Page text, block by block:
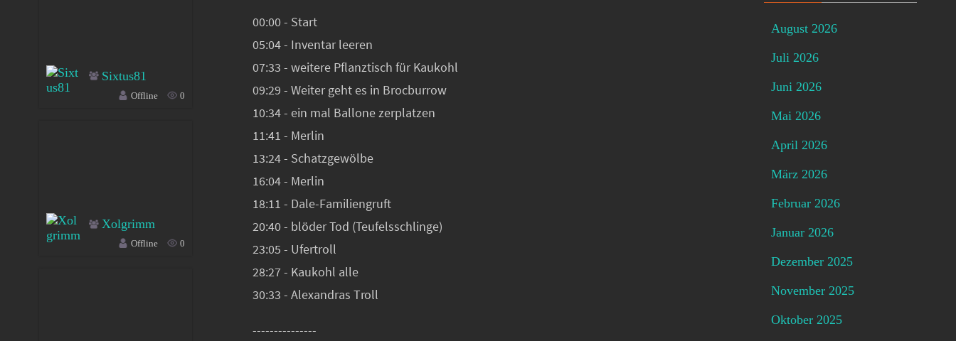
00:00 - Start
05:04 - Inventar leeren
07:33 - weitere Pflanztisch für Kaukohl
09:29 - Weiter geht es in Brocburrow
10:34 - ein mal Ballone zerplatzen
11:41 - Merlin
13:24 - Schatzgewölbe
16:04 - Merlin
18:11 - Dale-Familiengruft
20:40 - blöder Tod (Teufelsschlinge)
23:05 - Ufertroll
28:27 - Kaukohl alle
30:33 - Alexandras Troll
---------------
Sixtus81
Offline 0
Xolgrimm
Offline 0
August 2026
Juli 2026
Juni 2026
Mai 2026
April 2026
März 2026
Februar 2026
Januar 2026
Dezember 2025
November 2025
Oktober 2025